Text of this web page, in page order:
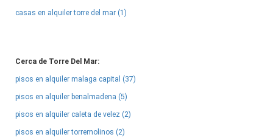
casas en alquiler torre del mar (1)
Cerca de Torre Del Mar:
pisos en alquiler malaga capital (37)
pisos en alquiler benalmadena (5)
pisos en alquiler caleta de velez (2)
pisos en alquiler torremolinos (2)